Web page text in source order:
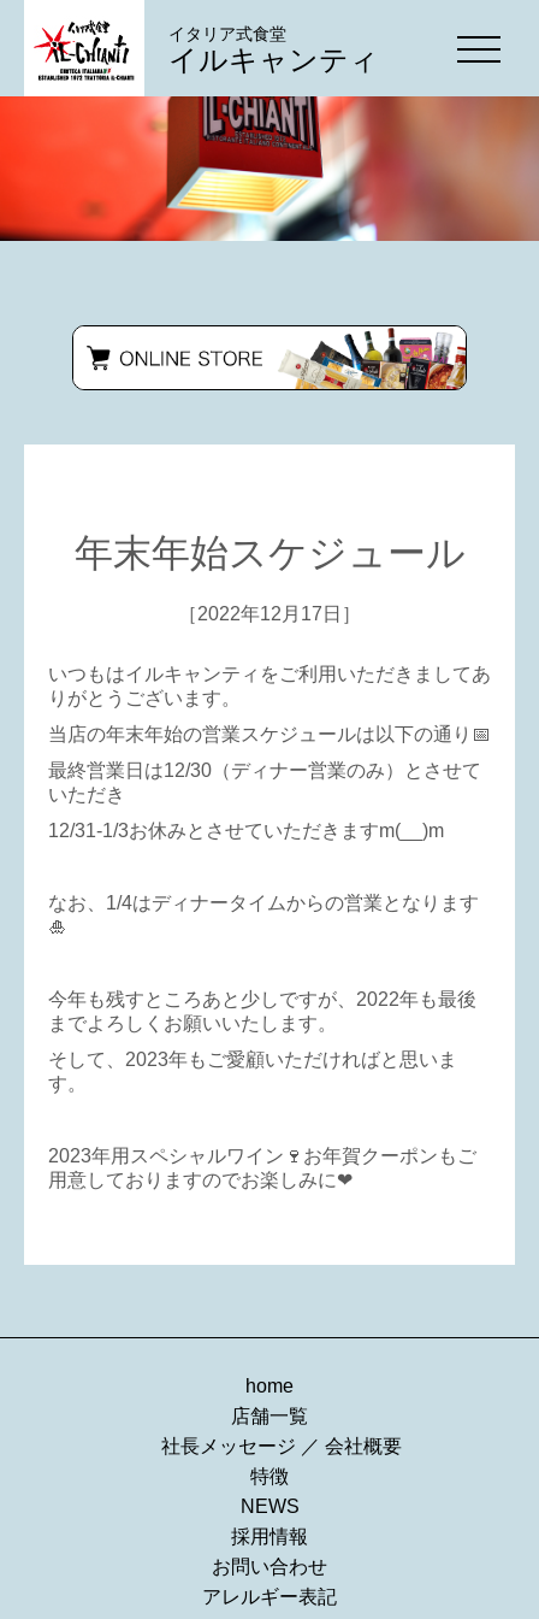
イタリア式食堂
イルキャンティ
年末年始スケジュール
［2022年12月17日］
いつもはイルキャンティをご利用いただきましてあ
りがとうございます。
当店の年末年始の営業スケジュールは以下の通り📅
最終営業日は12/30（ディナー営業のみ）とさせて
いただき
12/31-1/3お休みとさせていただきますm(__)m
なお、1/4はディナータイムからの営業となります
🎍
今年も残すところあと少しですが、2022年も最後
までよろしくお願いいたします。
そして、2023年もご愛顧いただければと思いま
す。
2023年用スペシャルワイン🍷お年賀クーポンもご
用意しておりますのでお楽しみに❤
home
店舗一覧
社長メッセージ ／ 会社概要
特徴
NEWS
採用情報
お問い合わせ
アレルギー表記